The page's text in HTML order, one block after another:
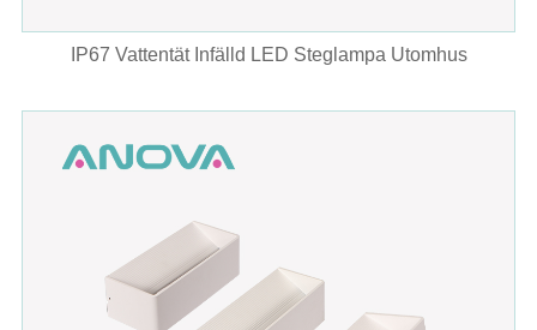
IP67 Vattentät Infälld LED Steglampa Utomhus